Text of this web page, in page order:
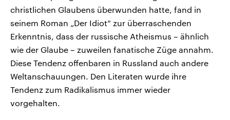
christlichen Glaubens überwunden hatte, fand in
seinem Roman „Der Idiot“ zur überraschenden
Erkenntnis, dass der russische Atheismus – ähnlich
wie der Glaube – zuweilen fanatische Züge annahm.
Diese Tendenz offenbaren in Russland auch andere
Weltanschauungen. Den Literaten wurde ihre
Tendenz zum Radikalismus immer wieder
vorgehalten.